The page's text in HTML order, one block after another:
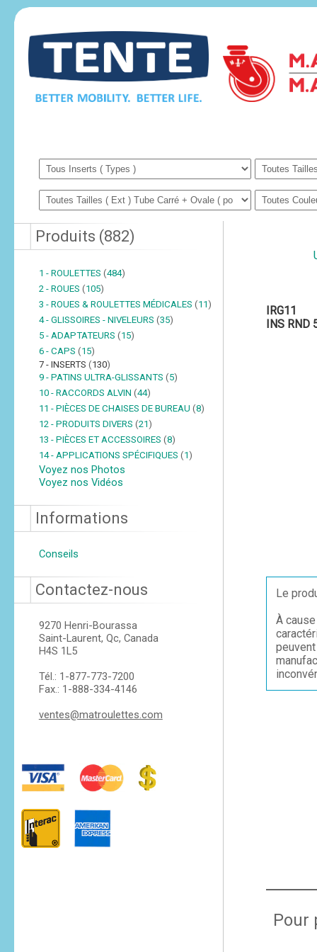
Produits (882)
1 - ROULETTES (484)
2 - ROUES (105)
3 - ROUES & ROULETTES MÉDICALES (11)
4 - GLISSOIRES - NIVELEURS (35)
5 - ADAPTATEURS (15)
6 - CAPS (15)
7 - INSERTS (130)
9 - PATINS ULTRA-GLISSANTS (5)
10 - RACCORDS ALVIN (44)
11 - PIÈCES DE CHAISES DE BUREAU (8)
12 - PRODUITS DIVERS (21)
13 - PIÈCES ET ACCESSOIRES (8)
14 - APPLICATIONS SPÉCIFIQUES (1)
Voyez nos Photos
Voyez nos Vidéos
Informations
Conseils
Contactez-nous
9270 Henri-Bourassa
Saint-Laurent, Qc, Canada
H4S 1L5
Tél.: 1-877-773-7200
Fax.: 1-888-334-4146
ventes@matroulettes.com
IRG11
INS RND
Le
À
Pour